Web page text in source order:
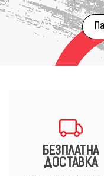
БЕЗПЛАТНА
ДОСТАВКА